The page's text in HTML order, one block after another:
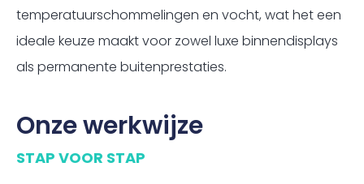
temperatuurschommelingen en vocht, wat het een
ideale keuze maakt voor zowel luxe binnendisplays
als permanente buitenprestaties.
Onze werkwijze
STAP VOOR STAP